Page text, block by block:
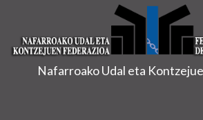
Nafarroako Udal eta